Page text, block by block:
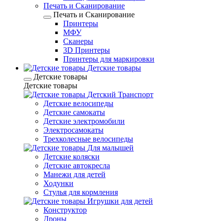
Печать и Сканирование
Печать и Сканирование
Принтеры
МФУ
Сканеры
3D Принтеры
Принтеры для маркировки
Детские товары
Детские товары
Детские товары
Детский Транспорт
Детские велосипеды
Детские самокаты
Детские электромобили
Электросамокаты
Трехколесные велосипеды
Для малышей
Детские коляски
Детские автокресла
Манежи для детей
Ходунки
Стулья для кормления
Игрушки для детей
Конструктор
Дроны